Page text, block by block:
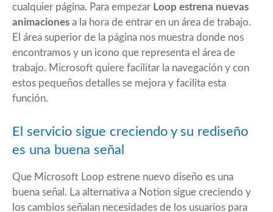
cualquier página. Para empezar Loop estrena nuevas
animaciones a la hora de entrar en un área de trabajo.
El área superior de la página nos muestra donde nos
encontramos y un icono que representa el área de
trabajo. Microsoft quiere facilitar la navegación y con
estos pequeños detalles se mejora y facilita esta
función.
El servicio sigue creciendo y su rediseño
es una buena señal
Que Microsoft Loop estrene nuevo diseño es una
buena señal. La alternativa a Notion sigue creciendo y
los cambios señalan necesidades de los usuarios para